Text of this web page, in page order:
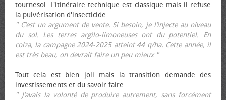
tournesol. L'itinéraire technique est classique mais il refuse
la pulvérisation d'insecticide.
" C’est un argument de vente. Si besoin, je l’injecte au niveau
du sol. Les terres argilo-limoneuses ont du potentiel. En
colza, la campagne 2024-2025 atteint 44 q/ha. Cette année, il
est très beau, on devrait faire un peu mieux ".
Tout cela est bien joli mais la transition demande des
investissements et du savoir faire.
" J’avais la volonté de produire autrement, sans forcément